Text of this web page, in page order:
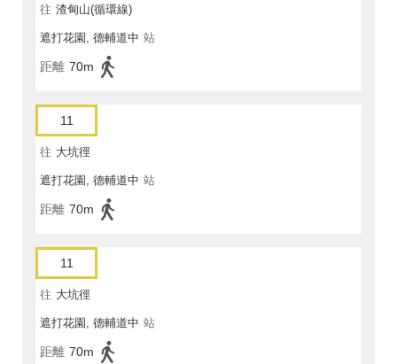
往 渣甸山(循環線)
遮打花園, 德輔道中 站
距離 70m
11
往 大坑徑
遮打花園, 德輔道中 站
距離 70m
11
往 大坑徑
遮打花園, 德輔道中 站
距離 70m